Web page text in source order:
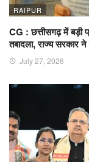
RAIPUR
CG : छत्तीसगढ़ में बड़ी
तबादला, राज्य सरकार
July 27, 2026